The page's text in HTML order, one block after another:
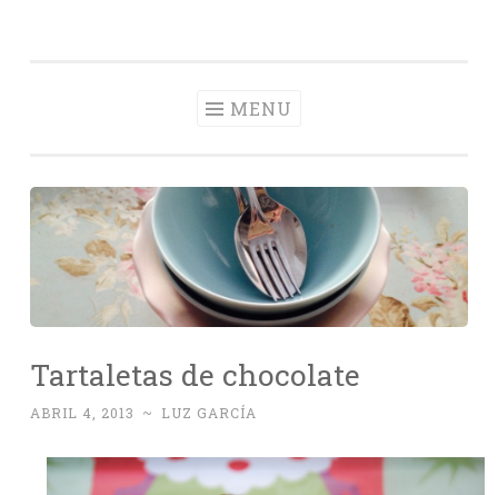
MENU
Tartaletas de chocolate
ABRIL 4, 2013 ~ LUZ GARCÍA